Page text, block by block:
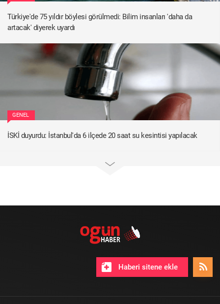
Türkiye'de 75 yıldır böylesi görülmedi: Bilim insanları 'daha da
artacak' diyerek uyardı
GENEL
İSKİ duyurdu: İstanbul'da 6 ilçede 20 saat su kesintisi yapılacak
Haberi sitene ekle